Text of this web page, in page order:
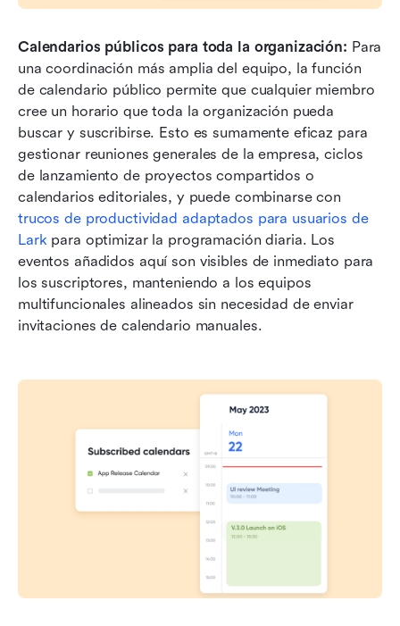
Calendarios públicos para toda la organización: Para
una coordinación más amplia del equipo, la función
de calendario público permite que cualquier miembro
cree un horario que toda la organización pueda
buscar y suscribirse. Esto es sumamente eficaz para
gestionar reuniones generales de la empresa, ciclos
de lanzamiento de proyectos compartidos o
trucos de productividad adaptados para usuarios de
Lark para optimizar la programación diaria. Los
eventos añadidos aquí son visibles de inmediato para
los suscriptores, manteniendo a los equipos
multifuncionales alineados sin necesidad de enviar
invitaciones de calendario manuales.